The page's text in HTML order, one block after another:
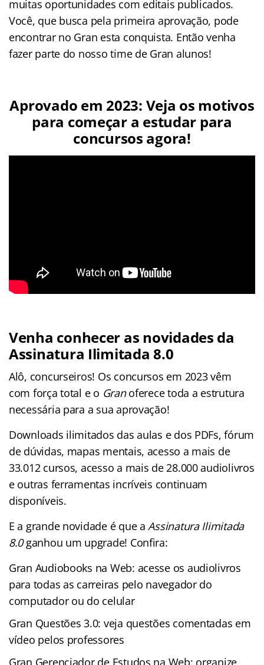
muitas oportunidades com editais publicados.
Você, que busca pela primeira aprovação, pode
encontrar no Gran esta conquista. Então venha
fazer parte do nosso time de Gran alunos!
Aprovado em 2023: Veja os motivos
para começar a estudar para
concursos agora!
Venha conhecer as novidades da
Assinatura Ilimitada 8.0
Alô, concurseiros! Os concursos em 2023 vêm
com força total e o Granoferece toda a estrutura
necessária para a sua aprovação!
Downloads ilimitados das aulas e dos PDFs, fórum
de dúvidas, mapas mentais, acesso a mais de
33.012 cursos, acesso a mais de 28.000 audiolivros
e outras ferramentas incríveis continuam
disponíveis.
E a grande novidade é que aAssinatura Ilimitada
8.0ganhou um upgrade! Confira:
Gran Audiobooks na Web: acesse os audiolivros
para todas as carreiras pelo navegador do
computador ou do celular
Gran Questões 3.0: veja questões comentadas em
vídeo pelos professores